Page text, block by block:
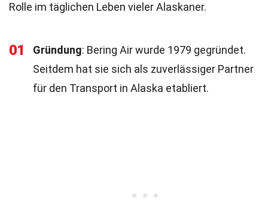
Rolle im täglichen Leben vieler Alaskaner.
01 Gründung: Bering Air wurde 1979 gegründet.
Seitdem hat sie sich als zuverlässiger Partner
für den Transport in Alaska etabliert.